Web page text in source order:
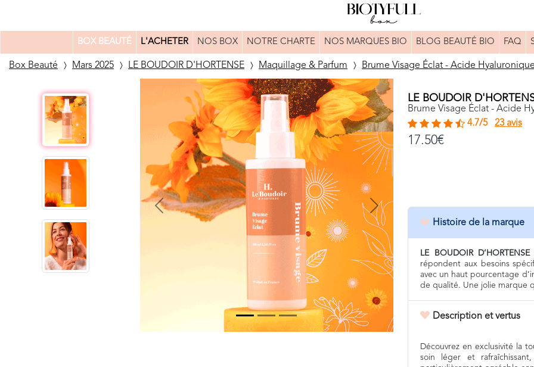
BOX BEAUTÉ L'ACHETER NOS BOX NOTRE CHARTE NOS MARQUES BIO BLOG BEAUTÉ BIO FAQ
Box Beauté Mars 2025 LE BOUDOIR D'HORTENSE Maquillage & Parfum Brume Visage Éclat - Acide
Previous Next
LE BOUDOIR
Brume Visage Éclat - Acide
4.7/5
23 avis
17.50€
Histoire de la marque
LE BOUDOIR D’HORTENSE
répondent aux besoins
avec un haut pourcentage
de qualité. Une jolie marque
Description et vertus
Découvrez en exclusivité la
soin léger et